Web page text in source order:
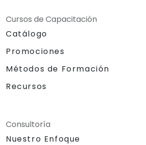
Cursos de Capacitación
Catálogo
Promociones
Métodos de Formación
Recursos
Consultoría
Nuestro Enfoque